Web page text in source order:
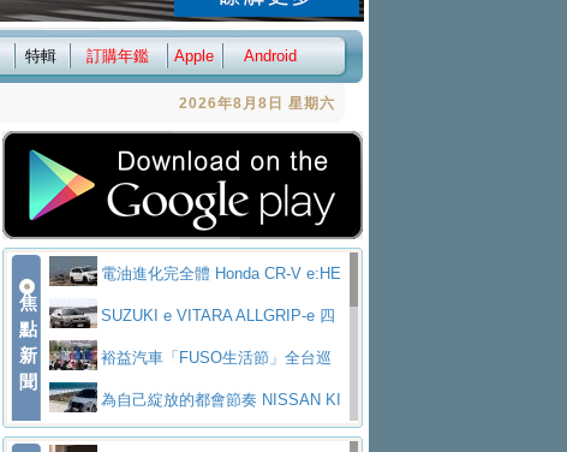
特輯 訂購年鑑 Apple Android
2026年8月8日 星期六
焦
點
新
聞
電油進化完全體 Honda CR-V e:HE
V PrestigeSUZUKI e VITARA ALLGRIP-e 四
驅精神的純電新詮釋
裕益汽車「FUSO生活節」全台巡
迴 結合生活體驗、交通安全與購車優惠
為自己綻放的都會節奏 NISSAN KI
CKS SAKURA為品味獨具層峰買家打造的頂級座